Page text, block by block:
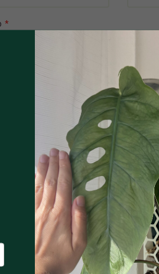
*
Přečetl(a) jsem si a souhlasím s
Souhlasím se zpracováním osobních
Registrovat se